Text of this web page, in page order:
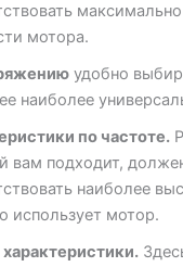
мотора.
удобно
наиболее
по частоте.
вам подходит,
наиболее
использует мотор.